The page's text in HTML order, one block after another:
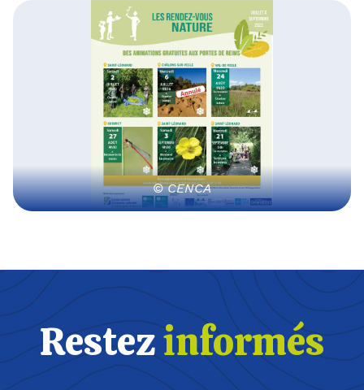
© CENCA
Restezinformés